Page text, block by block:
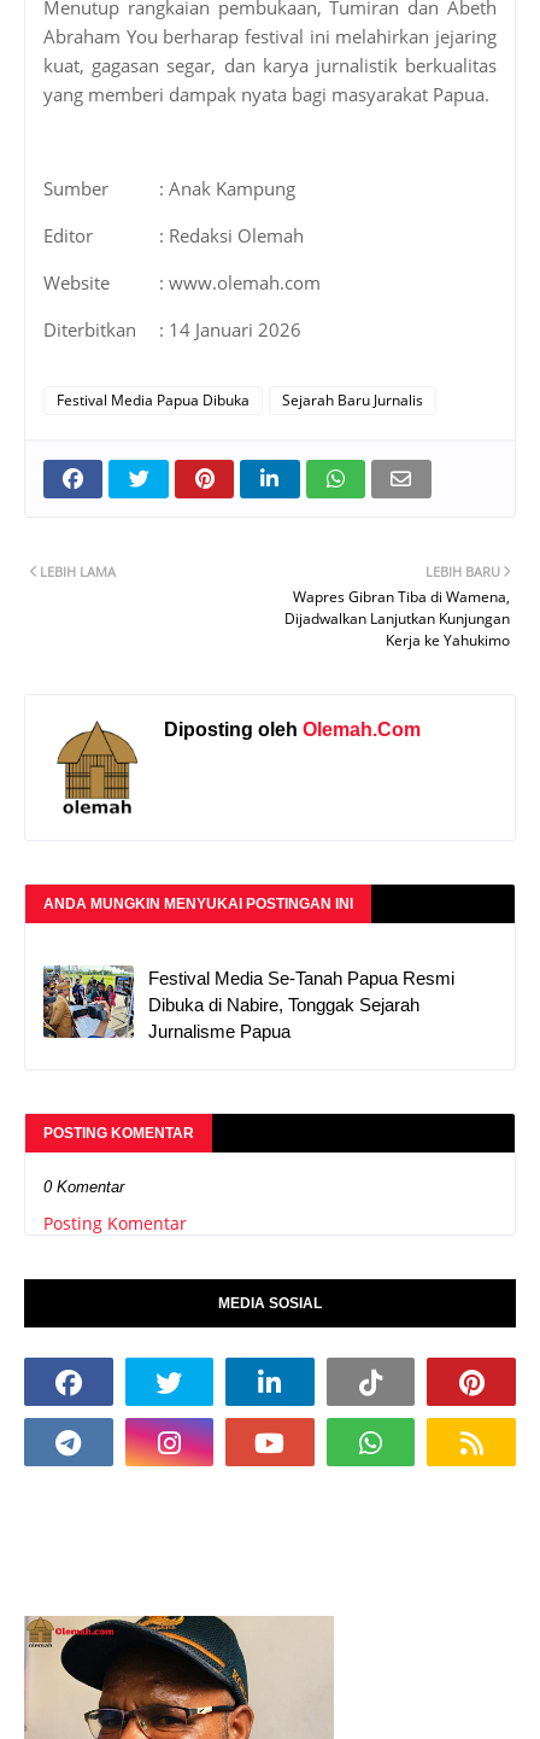
Menutup rangkaian pembukaan, Tumiran dan Abeth
Abraham You berharap festival ini melahirkan jejaring
kuat, gagasan segar, dan karya jurnalistik berkualitas
yang memberi dampak nyata bagi masyarakat Papua.
Sumber
: Anak Kampung
Editor
: Redaksi Olemah
Website
: www.olemah.com
Diterbitkan
: 14 Januari 2026
Festival Media Papua Dibuka Sejarah Baru Jurnalis
LEBIH BARU
Wapres Gibran Tiba di Wamena,
Dijadwalkan Lanjutkan Kunjungan
Kerja ke Yahukimo
LEBIH LAMA
Diposting oleh Olemah.Com
ANDA MUNGKIN MENYUKAI POSTINGAN INI
Festival Media Se-Tanah Papua Resmi
Dibuka di Nabire, Tonggak Sejarah
Jurnalisme Papua
POSTING KOMENTAR
0 Komentar
Posting Komentar
MEDIA SOSIAL